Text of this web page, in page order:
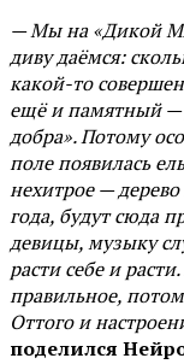
— Мы на «Дикой
диву даёмся:
какой-то
ещё и памятный —
добра». Потому
поле появилась
нехитрое —
года, будут сюда
девицы, музыку
расти себе и
правильное,
Оттого и
поделился